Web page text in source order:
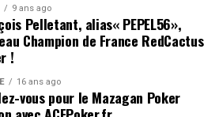
au centre
9 ans ago
Pelletant, alias« PEPEL56»,
Champion de France RedCactus
!
16 ans ago
vous pour le Mazagan Poker